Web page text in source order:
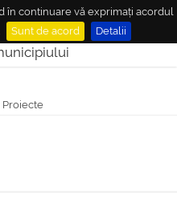
în continuare vă exprimați acordul
Sunt de acord Detalii
Proiecte